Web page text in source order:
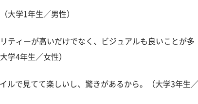
大学1年生／男性）
ティーが高いだけでなく、ビジュアルも良いことが多
学4年生／女性）
ルで見てて楽しいし、驚きがあるから。（大学3年生／